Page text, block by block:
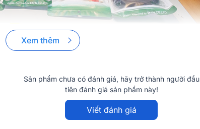
Xem thêm
Sản phẩm chưa có đánh giá, hãy trở thành người đầu
tiên đánh giá sản phẩm này!
Viết đánh giá